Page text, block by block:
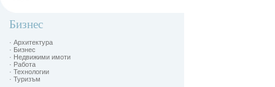
Бизнес
· Архитектура
· Бизнес
· Недвижими имоти
· Работа
· Технологии
· Туризъм